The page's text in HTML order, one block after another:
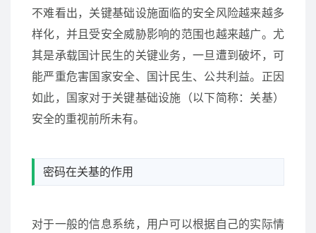
不难看出，关键基础设施面临的安全风险越来越多
样化，并且受安全威胁影响的范围也越来越广。尤
其是承载国计民生的关键业务，一旦遭到破坏，可
能严重危害国家安全、国计民生、公共利益。正因
如此，国家对于关键基础设施（以下简称：关基）
安全的重视前所未有。
密码在关基的作用
对于一般的信息系统，用户可以根据自己的实际情